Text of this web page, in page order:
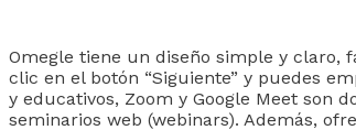
Omegle tiene un diseño simple y claro,
clic en el botón “Siguiente” y puedes
y educativos, Zoom y Google Meet son
seminarios web (webinars). Además,